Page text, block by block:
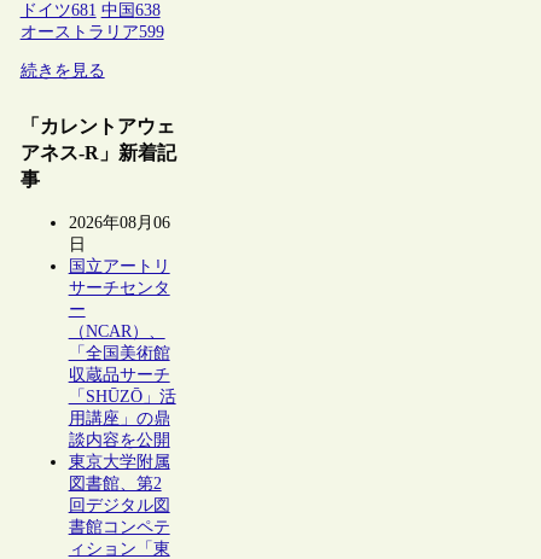
ドイツ681 中国 638
オーストラリア599
続きを見る
「カレントアウェ
アネス-R」新着記
事
2026年08月06
日
国立アートリ
サーチセンタ
ー
（NCAR）、
「全国美術館
収蔵品サーチ
「SHŪZŌ」活
用講座」の鼎
談内容を公開
東京大学附属
図書館、第2
回デジタル図
書館コンペテ
ィション「東